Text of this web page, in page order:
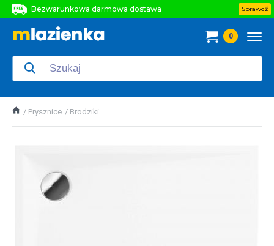
Bezwarunkowa darmowa dostawa
Bezwarunkowa darmowa dostawa
Sprawdź
0
Prysznice Brodziki